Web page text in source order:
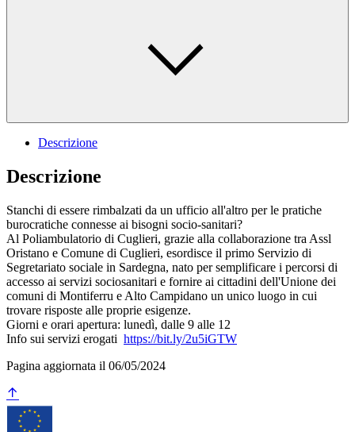
Descrizione
Descrizione
Stanchi di essere rimbalzati da un ufficio all'altro per le pratiche
burocratiche connesse ai bisogni socio-sanitari?
Al Poliambulatorio di Cuglieri, grazie alla collaborazione tra Assl
Oristano e Comune di Cuglieri, esordisce il primo Servizio di
Segretariato sociale in Sardegna, nato per semplificare i percorsi di
accesso ai servizi sociosanitari e fornire ai cittadini dell'Unione dei
comuni di Montiferru e Alto Campidano un unico luogo in cui
trovare risposte alle proprie esigenze.
Giorni e orari apertura: lunedì, dalle 9 alle 12
Info sui servizi erogati https://bit.ly/2u5iGTW
Pagina aggiornata il 06/05/2024